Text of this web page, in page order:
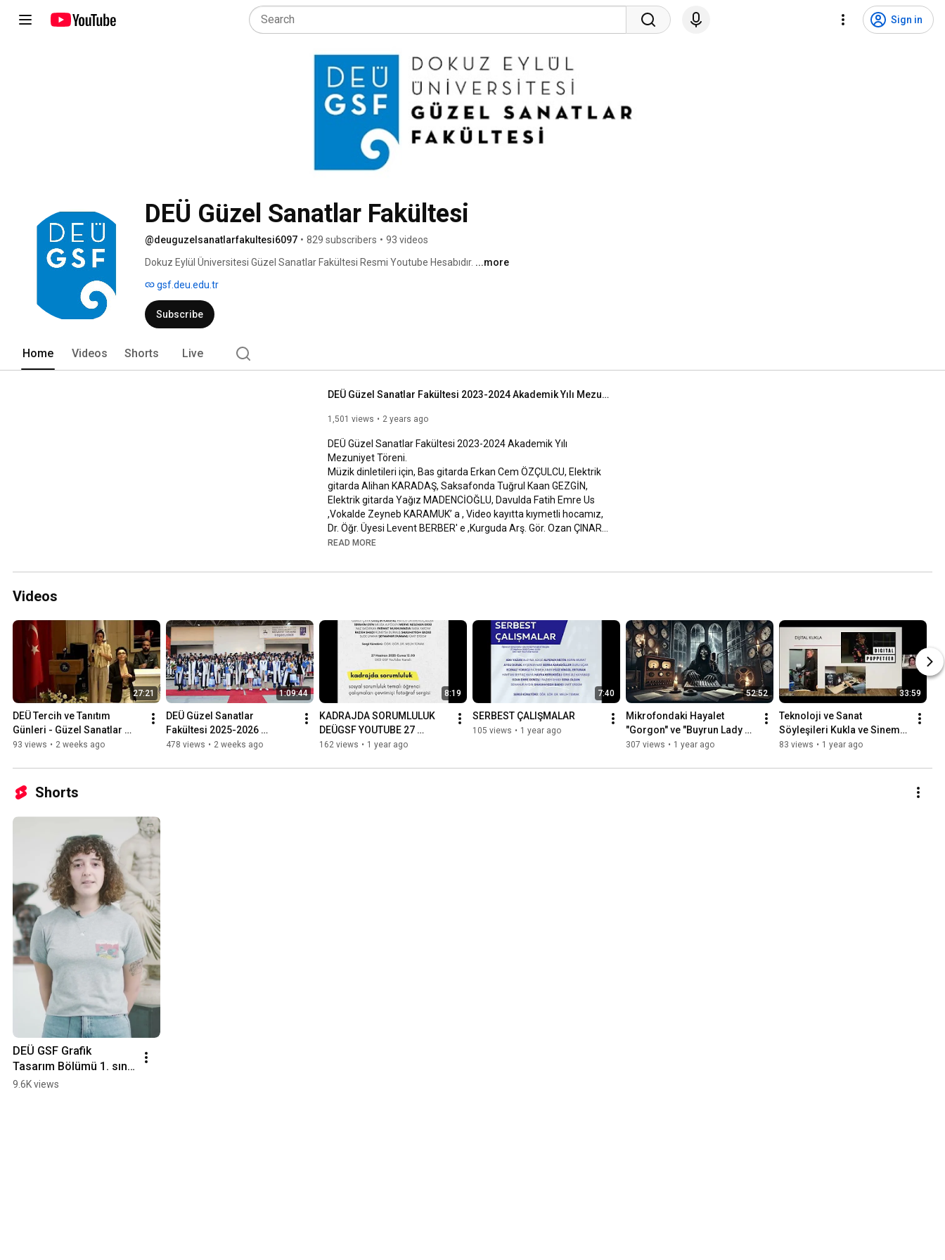
Sign in
DEÜ Güzel Sanatlar Fakültesi
@deuguzelsanatlarfakultesi6097 • 829 subscribers • 93 videos
Dokuz Eylül Üniversitesi Güzel Sanatlar Fakültesi Resmi Youtube Hesabıdır. ...more
gsf.deu.edu.tr
Subscribe
Home Videos Shorts Live
DEÜ Güzel Sanatlar Fakültesi 2023-2024 Akademik Yılı Mezuniyet Töreni.
1,501 views 2 years ago
DEÜ Güzel Sanatlar Fakültesi 2023-2024 Akademik Yılı
Mezuniyet Töreni.
Müzik dinletileri için, Bas gitarda Erkan Cem ÖZÇULCU, Elektrik
gitarda Alihan KARADAŞ, Saksafonda Tuğrul Kaan GEZGİN,
Elektrik gitarda Yağız MADENCİOĞLU, Davulda Fatih Emre Us
,Vokalde Zeyneb KARAMUK’ a , Video kayıtta kıymetli hocamız,
Dr. Öğr. Üyesi Levent BERBER' e ,Kurguda Arş. Gör. Ozan ÇINAR'
a teşekkür ederiz.
READ MORE
Videos
27:21
DEÜ Tercih ve Tanıtım
Günleri - Güzel Sanatlar
Fakültesi 2026-2027
93 views • 2 weeks ago
1:09:44
DEÜ Güzel Sanatlar
Fakültesi 2025-2026
Akademik Yılı Mezuniyet
478 views • 2 weeks ago
8:19
KADRAJDA SORUMLULUK
DEÜGSF YOUTUBE 27
HAZİRAN 2025
162 views • 1 year ago
7:40
SERBEST ÇALIŞMALAR
105 views • 1 year ago
52:52
Mikrofondaki Hayalet
"Gorgon" ve "Buyrun Lady
Ölüm!"
307 views • 1 year ago
33:59
Teknoloji ve Sanat
Söyleşileri Kukla ve Sineme
Kuklalı Filmler Konuşmacı
83 views • 1 year ago
Shorts
DEÜ GSF Grafik
Tasarım Bölümü 1. sınıf
öğrencimiz Esin ÖNÜR'
9.6K views